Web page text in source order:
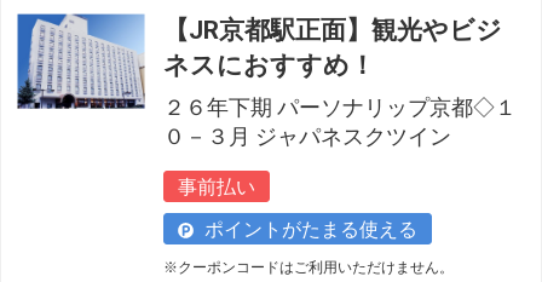
【JR京都駅正面】観光やビジ
ネスにおすすめ！
２６年下期 パーソナリップ京都◇１
０－３月 ジャパネスクツイン
事前払い
ポイントがたまる使える
※クーポンコードはご利用いただけません。